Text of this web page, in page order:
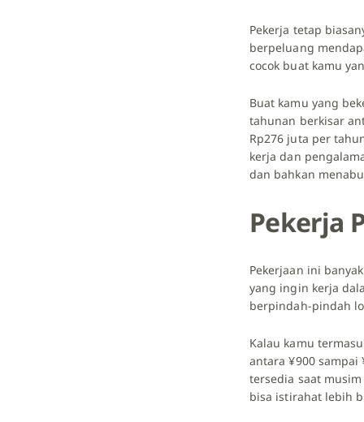
Pekerja tetap
berpeluang
cocok buat kamu
Buat kamu yang
tahunan berkisar
Rp276 juta per
kerja dan
dan bahkan
Pekerja
Pekerjaan ini
yang ingin kerja
berpindah-pindah
Kalau kamu
antara ¥900 sampai
tersedia saat
bisa istirahat lebih